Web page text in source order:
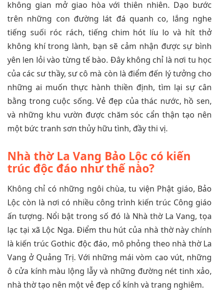
không gian mở giao hòa với thiên nhiên. Dạo bước
trên những con đường lát đá quanh co, lắng nghe
tiếng suối róc rách, tiếng chim hót líu lo và hít thở
không khí trong lành, bạn sẽ cảm nhận được sự bình
yên len lỏi vào từng tế bào. Đây không chỉ là nơi tu học
của các sư thầy, sư cô mà còn là điểm đến lý tưởng cho
những ai muốn thực hành thiền định, tìm lại sự cân
bằng trong cuộc sống. Vẻ đẹp của thác nước, hồ sen,
và những khu vườn được chăm sóc cẩn thận tạo nên
một bức tranh sơn thủy hữu tình, đầy thi vị.
Nhà thờ La Vang Bảo Lộc có kiến
trúc độc đáo như thế nào?
Không chỉ có những ngôi chùa, tu viện Phật giáo, Bảo
Lộc còn là nơi có nhiều công trình kiến trúc Công giáo
ấn tượng. Nổi bật trong số đó là Nhà thờ La Vang, tọa
lạc tại xã Lộc Nga. Điểm thu hút của nhà thờ này chính
là kiến trúc Gothic độc đáo, mô phỏng theo nhà thờ La
Vang ở Quảng Trị. Với những mái vòm cao vút, những
ô cửa kính màu lộng lẫy và những đường nét tinh xảo,
nhà thờ tạo nên một vẻ đẹp cổ kính và trang nghiêm.